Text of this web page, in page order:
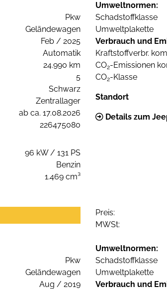
Pkw
Geländewagen
Feb / 2025
Automatik
24.990 km
5
Schwarz
Zentrallager
ab ca. 17.08.2026
226475080
96 kW / 131 PS
Benzin
1.469 cm³
Umweltnormen:
Schadstoffklasse
Umweltplakette
Verbrauch und
Kraftstoffverbr.
CO2-Emissionen
CO2-Klasse
Standort
Details zum
Preis:
MWSt:
Pkw
Geländewagen
Aug / 2019
Umweltnormen:
Schadstoffklasse
Umweltplakette
Verbrauch und